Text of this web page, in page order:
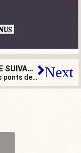
ARTICLE SUIVANT
L’état des ponts de France en dit long sur notre pays Next